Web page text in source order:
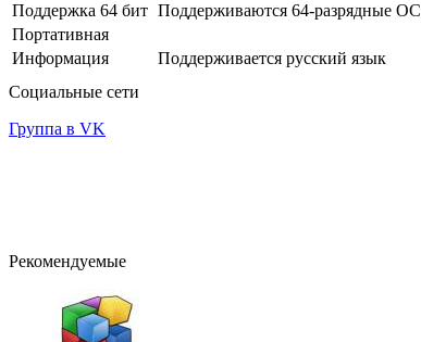
Поддержка 64 бит Поддерживаются 64-разрядные ОС
Портативная
Информация
Поддерживается русский язык
Социальные сети
Группа в VK
Рекомендуемые